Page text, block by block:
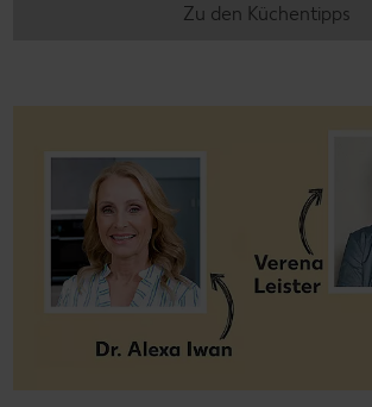
Zu den Küchentipps